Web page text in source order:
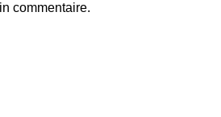
commentaire.